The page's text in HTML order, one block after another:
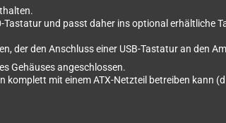
und passt daher ins optional erhältliche
der den Anschluss einer USB-Tastatur an den
Gehäuses angeschlossen.
mit einem ATX-Netzteil betreiben kann